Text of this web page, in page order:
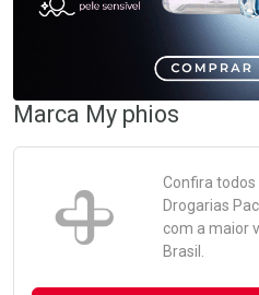
Marca My phios
Confira
Drogarias
com a maior
Brasil.